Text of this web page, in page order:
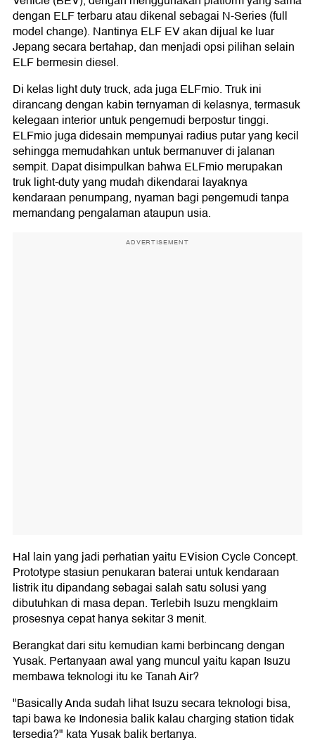
dengan ELF terbaru atau dikenal sebagai N-Series (full
model change). Nantinya ELF EV akan dijual ke luar
Jepang secara bertahap, dan menjadi opsi pilihan selain
ELF bermesin diesel.
Di kelas light duty truck, ada juga ELFmio. Truk ini
dirancang dengan kabin ternyaman di kelasnya, termasuk
kelegaan interior untuk pengemudi berpostur tinggi.
ELFmio juga didesain mempunyai radius putar yang kecil
sehingga memudahkan untuk bermanuver di jalanan
sempit. Dapat disimpulkan bahwa ELFmio merupakan
truk light-duty yang mudah dikendarai layaknya
kendaraan penumpang, nyaman bagi pengemudi tanpa
memandang pengalaman ataupun usia.
ADVERTISEMENT
Hal lain yang jadi perhatian yaitu EVision Cycle Concept.
Prototype stasiun penukaran baterai untuk kendaraan
listrik itu dipandang sebagai salah satu solusi yang
dibutuhkan di masa depan. Terlebih Isuzu mengklaim
prosesnya cepat hanya sekitar 3 menit.
Berangkat dari situ kemudian kami berbincang dengan
Yusak. Pertanyaan awal yang muncul yaitu kapan Isuzu
membawa teknologi itu ke Tanah Air?
"Basically Anda sudah lihat Isuzu secara teknologi bisa,
tapi bawa ke Indonesia balik kalau charging station tidak
tersedia?" kata Yusak balik bertanya.